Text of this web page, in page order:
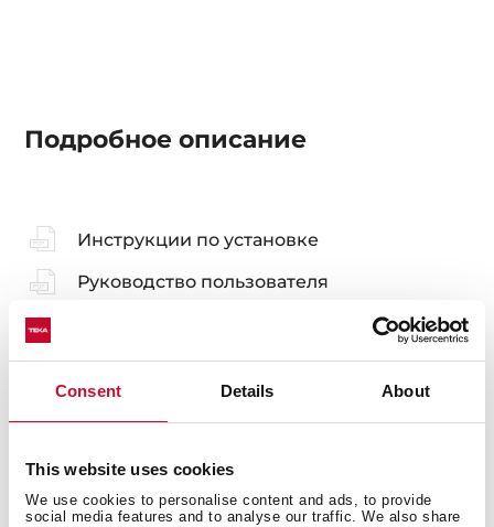
Consent Details About
This website uses cookies
We use cookies to personalise content and ads, to provide
social media features and to analyse our traffic. We also share
Подробное описание
Инструкции по установке
Руководство пользователя
Технический чертёж
Сертификат соответствия EAC